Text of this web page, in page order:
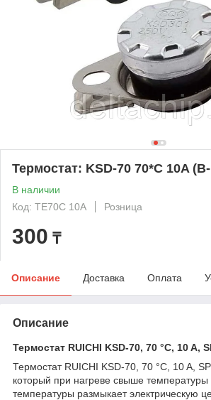
Термостат: KSD-70 70*C 10A
В наличии
Код: TE70C 10A
Розница
300 ₸
Описание Доставка Оплата
Описание
Термостат RUICHI KSD-70, 70 °C, 10 A,
Термостат RUICHI KSD-70, 70 °C, 10 A,
который при нагреве свыше
температуры размыкает электрическую